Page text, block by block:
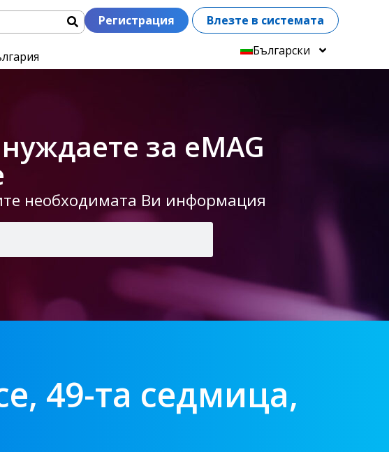
Регистрация Влезте в системата
Български
за eMAG
необходимата Ви информация
49-та седмица,